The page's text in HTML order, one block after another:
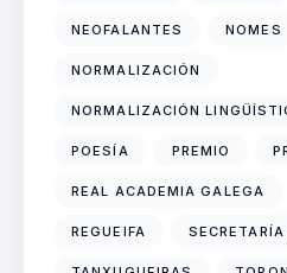
NEOFALANTES NOMES
NORMALIZACIÓN
NORMALIZACIÓN
POESÍA PREMIO
REAL ACADEMIA GALEGA
REGUEIFA